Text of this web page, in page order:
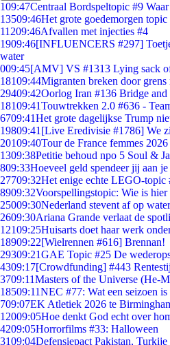
109:47Centraal Bordspeltopic #9
13509:46Het grote goedemorgen topic
11209:46Afvallen met injecties #4
1909:46[INFLUENCERS #297]
water
009:45[AMV] VS #1313 Lying sack
18109:44Migranten breken door
29409:42Oorlog Iran #136 Bridge
18109:41Touwtrekken 2.0 #636 -
6709:41Het grote dagelijkse Trump
19809:41 [Live Eredivisie #1786] We
20109:40Tour de France femmes
1309:38Petitie behoud npo 5 Soul &
809:33Hoeveel geld spendeer jij aan
27709:32Het enige echte LEGO-
8909:32Voorspellingstopic: Wie is
25009:30Nederland stevent af op
2609:30Ariana Grande verlaat de
12109:25Huisarts doet haar werk
18909:22[Wielrennen #616] Brennan!
29309:21GAE Topic #25 De
4309:17[Crowdfunding] #443
3709:11Masters of the Universe (He-
18509:11NEC #77: Wat een seizoen is
709:07EK Atletiek 2026 te
12009:05Hoe denkt God echt over
4209:05Horrorfilms #33: Halloween
3109:04Defensiepact Pakistan,